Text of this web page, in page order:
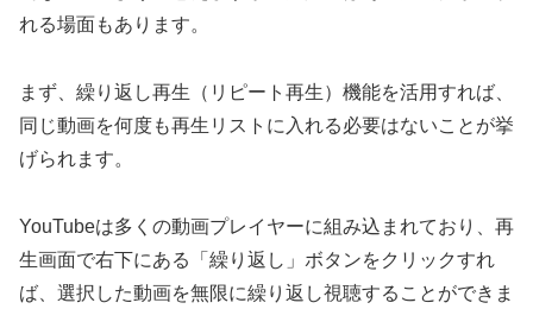
れる場面もあります。
まず、繰り返し再生（リピート再生）機能を活用すれば、
同じ動画を何度も再生リストに入れる必要はないことが挙
げられます。
YouTubeは多くの動画プレイヤーに組み込まれており、再
生画面で右下にある「繰り返し」ボタンをクリックすれ
ば、選択した動画を無限に繰り返し視聴することができま